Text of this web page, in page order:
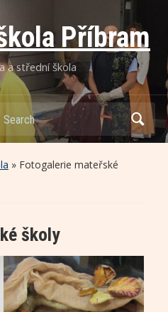
Příbram
a střední škola
Search
» Fotogalerie mateřské
školy